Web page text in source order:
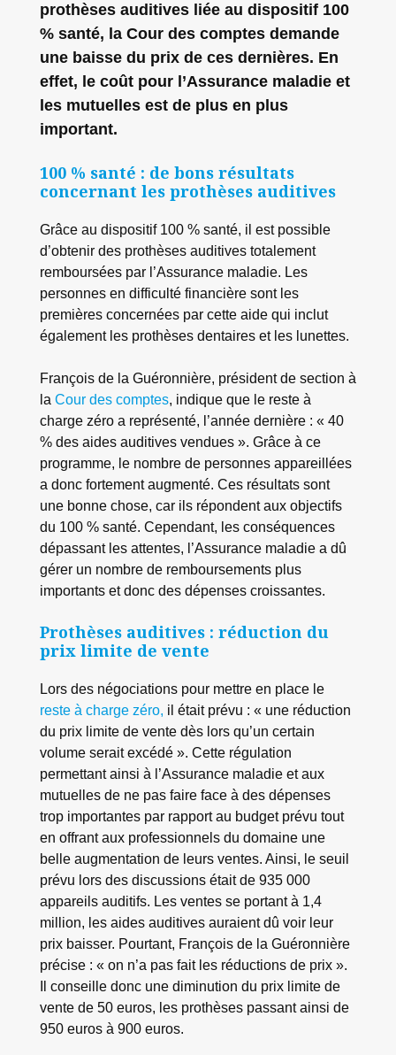
prothèses auditives liée au dispositif 100
% santé, la Cour des comptes demande
une baisse du prix de ces dernières. En
effet, le coût pour l’Assurance maladie et
les mutuelles est de plus en plus
important.
100 % santé : de bons résultats
concernant les prothèses auditives
Grâce au dispositif 100 % santé, il est possible
d’obtenir des prothèses auditives totalement
remboursées par l’Assurance maladie. Les
personnes en difficulté financière sont les
premières concernées par cette aide qui inclut
également les prothèses dentaires et les lunettes.
François de la Guéronnière, président de section à
la Cour des comptes, indique que le reste à
charge zéro a représenté, l’année dernière : « 40
% des aides auditives vendues ». Grâce à ce
programme, le nombre de personnes appareillées
a donc fortement augmenté. Ces résultats sont
une bonne chose, car ils répondent aux objectifs
du 100 % santé. Cependant, les conséquences
dépassant les attentes, l’Assurance maladie a dû
gérer un nombre de remboursements plus
importants et donc des dépenses croissantes.
Prothèses auditives : réduction du
prix limite de vente
Lors des négociations pour mettre en place le
reste à charge zéro, il était prévu : « une réduction
du prix limite de vente dès lors qu’un certain
volume serait excédé ». Cette régulation
permettant ainsi à l’Assurance maladie et aux
mutuelles de ne pas faire face à des dépenses
trop importantes par rapport au budget prévu tout
en offrant aux professionnels du domaine une
belle augmentation de leurs ventes. Ainsi, le seuil
prévu lors des discussions était de 935 000
appareils auditifs. Les ventes se portant à 1,4
million, les aides auditives auraient dû voir leur
prix baisser. Pourtant, François de la Guéronnière
précise : « on n’a pas fait les réductions de prix ».
Il conseille donc une diminution du prix limite de
vente de 50 euros, les prothèses passant ainsi de
950 euros à 900 euros.